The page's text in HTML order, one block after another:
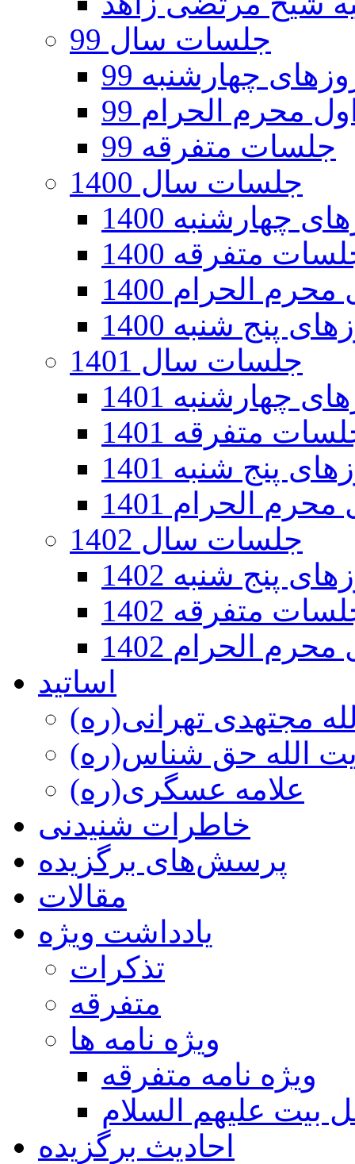
جلسات سال 99
چهارشنبه 99
محرم الحرام 99
جلسات متفرقه 99
جلسات سال 1400
چهارشنبه 1400
متفرقه 1400
الحرام 1400
پنج شنبه 1400
جلسات سال 1401
چهارشنبه 1401
متفرقه 1401
پنج شنبه 1401
الحرام 1401
جلسات سال 1402
پنج شنبه 1402
متفرقه 1402
الحرام 1402
اساتید
مجتهدی تهرانی(ره)
الله حق شناس(ره)
علامه عسگری(ره)
خاطرات شنیدنی
پرسش‌های برگزیده
مقالات
یادداشت ویژه
تذكرات
متفرقه
ويژه نامه ها
ويژه نامه متفرقه
بيت عليهم السلام
احادیث برگزیده